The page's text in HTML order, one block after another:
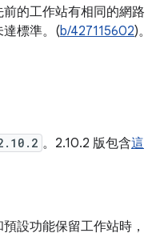
的工作站有相同的網路
達標準。(b/427115602)。
。2.10.2 版包含這
設功能保留工作站時，